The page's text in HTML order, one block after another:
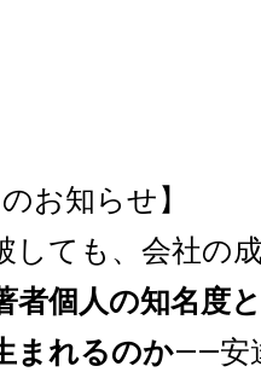
お知らせ】
しても、会社の
者個人の知名度
まれるのか——安